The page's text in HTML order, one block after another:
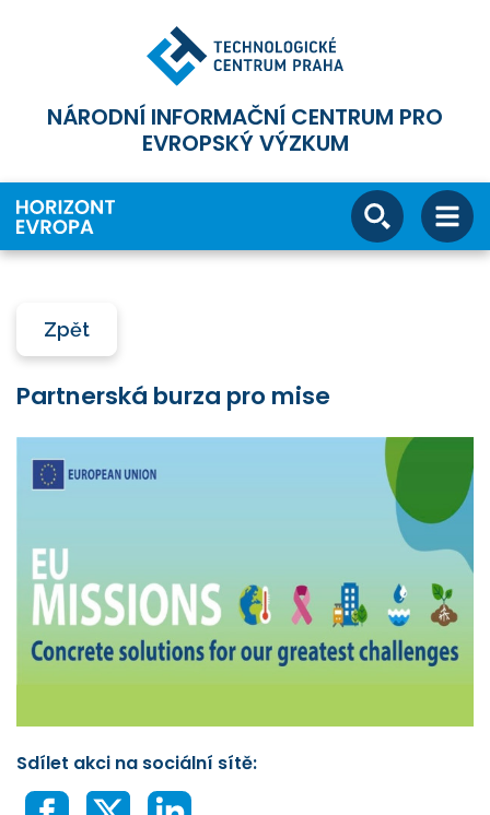
NÁRODNÍ INFORMAČNÍ CENTRUM PRO
EVROPSKÝ VÝZKUM
Zpět
Partnerská burza pro mise
Sdílet akci na sociální sítě: